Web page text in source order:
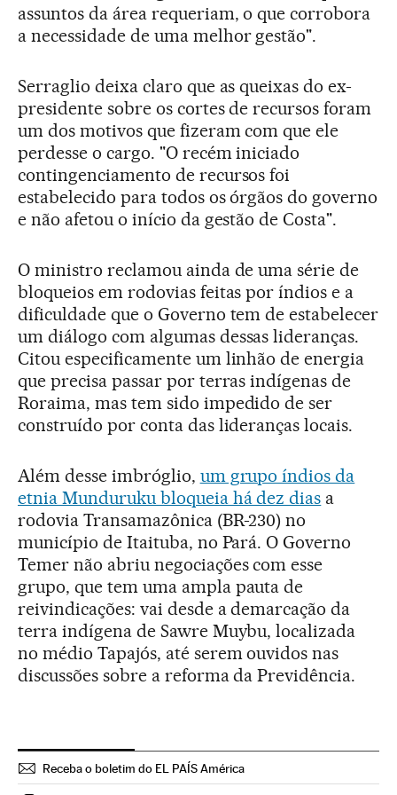
assuntos da área requeriam, o que corrobora
a necessidade de uma melhor gestão".
Serraglio deixa claro que as queixas do ex-
presidente sobre os cortes de recursos foram
um dos motivos que fizeram com que ele
perdesse o cargo. "O recém iniciado
contingenciamento de recursos foi
estabelecido para todos os órgãos do governo
e não afetou o início da gestão de Costa".
O ministro reclamou ainda de uma série de
bloqueios em rodovias feitas por índios e a
dificuldade que o Governo tem de estabelecer
um diálogo com algumas dessas lideranças.
Citou especificamente um linhão de energia
que precisa passar por terras indígenas de
Roraima, mas tem sido impedido de ser
construído por conta das lideranças locais.
Além desse imbróglio, um grupo índios da
etnia Munduruku bloqueia há dez dias a
rodovia Transamazônica (BR-230) no
município de Itaituba, no Pará. O Governo
Temer não abriu negociações com esse
grupo, que tem uma ampla pauta de
reivindicações: vai desde a demarcação da
terra indígena de Sawre Muybu, localizada
no médio Tapajós, até serem ouvidos nas
discussões sobre a reforma da Previdência.
Receba o boletim do EL PAÍS América